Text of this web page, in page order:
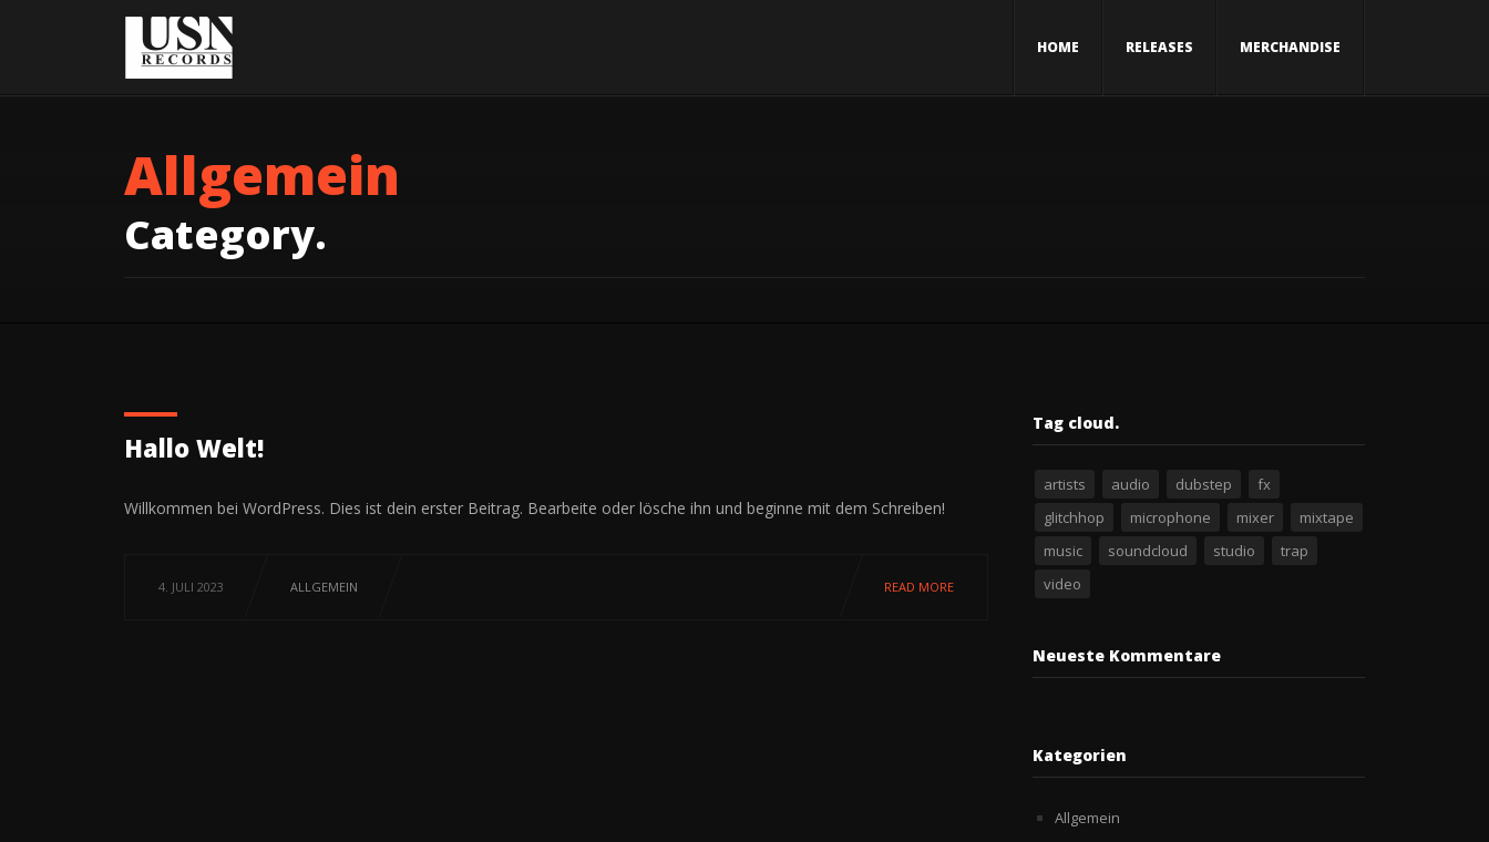
HOME RELEASES MERCHANDISE
Allgemein
Category.
Hallo Welt!
Willkommen bei WordPress. Dies ist dein erster Beitrag. Bearbeite oder lösche ihn und beginne mit dem Schreiben!
4. JULI 2023 ALLGEMEIN READ MORE
Tag cloud.
artists audio dubstep
fx
glitchhop
microphone mixer
mixtape
music
soundcloud studio
trap
video
Neueste Kommentare
Kategorien
Allgemein